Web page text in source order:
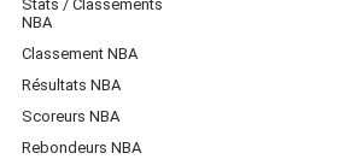
Stats / Classements
NBA
Classement NBA
Résultats NBA
Scoreurs NBA
Rebondeurs NBA